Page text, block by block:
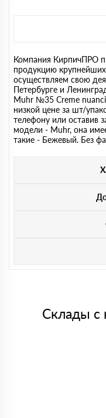
Компания КирпичПРО
продукцию
осуществляем свою
Петербурге и
Muhr №35 Creme
низкой цене за шт/
телефону или оставив
модели - Muhr, она
такие - Бежевый. Без
Склады с